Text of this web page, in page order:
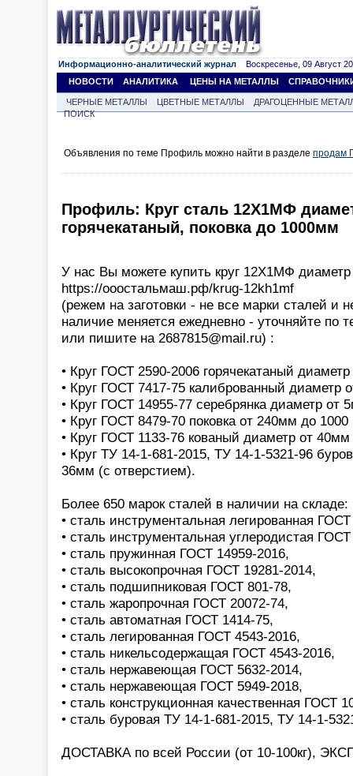
Информационно-аналитический журнал Воскресенье, 09 Август
НОВОСТИ
АНАЛИТИКА ЦЕНЫ НА МЕТАЛЛЫ
ЧЕРНЫЕ МЕТАЛЛЫ ЦВЕТНЫЕ МЕТАЛЛЫ
ДРАГОЦЕННЫЕ
ПОИСК
Объявления по теме Профиль можно найти в разделе продам
Профиль: Круг сталь 12Х1МФ
горячекатаный, поковка до 1000мм
У нас Вы можете купить круг 12Х1МФ
https://ооостальмаш.рф/krug-12kh1mf
(режем на заготовки - не все марки сталей и
наличие меняется ежедневно - уточняйте по
или пишите на 2687815@mail.ru) :
• Круг ГОСТ 2590-2006 горячекатаный
• Круг ГОСТ 7417-75 калиброванный диаметр
• Круг ГОСТ 14955-77 серебрянка диаметр от
• Круг ГОСТ 8479-70 поковка от 240мм до
• Круг ГОСТ 1133-76 кованый диаметр от
• Круг ТУ 14-1-681-2015, ТУ 14-1-5321-96
36мм (с отверстием).
Более 650 марок сталей в наличии на складе:
• сталь инструментальная легированная
• сталь инструментальная углеродистая
• сталь пружинная ГОСТ 14959-2016,
• сталь высокопрочная ГОСТ 19281-2014,
• сталь подшипниковая ГОСТ 801-78,
• сталь жаропрочная ГОСТ 20072-74,
• сталь автоматная ГОСТ 1414-75,
• сталь легированная ГОСТ 4543-2016,
• сталь никельсодержащая ГОСТ 4543-2016,
• сталь нержавеющая ГОСТ 5632-2014,
• сталь нержавеющая ГОСТ 5949-2018,
• сталь конструкционная качественная ГОСТ
• сталь буровая ТУ 14-1-681-2015, ТУ 14-1-
ДОСТАВКА по всей России (от 10-100кг),